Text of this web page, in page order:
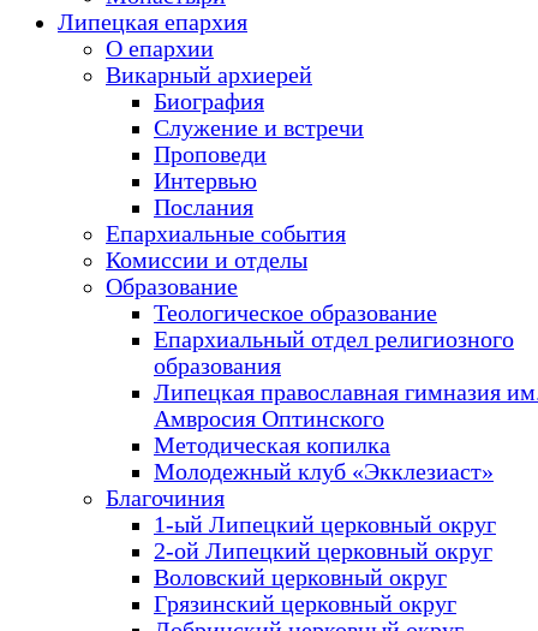
Липецкая епархия
О епархии
Викарный архиерей
Биография
Служение и встречи
Проповеди
Интервью
Послания
Епархиальные события
Комиссии и отделы
Образование
Теологическое образование
Епархиальный отдел религиозного
образования
Липецкая православная гимназия
Амвросия Оптинского
Методическая копилка
Молодежный клуб «Экклезиаст»
Благочиния
1-ый Липецкий церковный округ
2-ой Липецкий церковный округ
Воловский церковный округ
Грязинский церковный округ